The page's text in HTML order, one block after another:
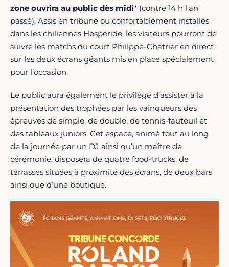
zone ouvrira au public dès midi* (contre 14 h l'an
passé). Assis en tribune ou confortablement installés
dans les chiliennes Hespéride, les visiteurs pourront de
suivre les matchs du court Philippe-Chatrier en direct
sur les deux écrans géants mis en place spécialement
pour l’occasion.
Le public aura également le privilège d’assister à la
présentation des trophées par les vainqueurs des
épreuves de simple, de double, de tennis-fauteuil et
des tableaux juniors. Cet espace, animé tout au long
de la journée par un DJ ainsi qu’un maître de
cérémonie, disposera de quatre food-trucks, de
terrasses situées à proximité des écrans, de deux bars
ainsi que d’une boutique.